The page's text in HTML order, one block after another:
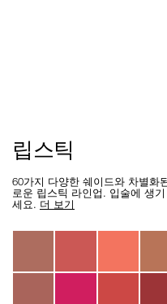
No.
0607845029700
립스틱
60가지 다양한 쉐이드와 차별화
로운 립스틱 라인업. 입술에 생
세요. 더 보기
Variations